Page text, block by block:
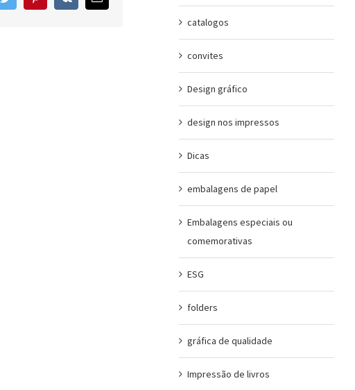
mail
catalogos
convites
Design gráfico
design nos impressos
Dicas
embalagens de papel
Embalagens especiais ou
comemorativas
ESG
folders
gráfica de qualidade
Impressão de livros